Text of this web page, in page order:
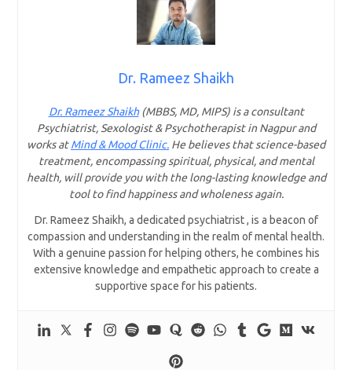
Dr. Rameez Shaikh
Dr. Rameez Shaikh(MBBS, MD, MIPS) is a consultant
Psychiatrist, Sexologist & Psychotherapist in Nagpur and
works atMind & Mood Clinic. He believes that science-based
treatment, encompassing spiritual, physical, and mental
health, will provide you with the long-lasting knowledge and
tool to find happiness and wholeness again.
Dr. Rameez Shaikh, a dedicated psychiatrist , is a beacon of
compassion and understanding in the realm of mental health.
With a genuine passion for helping others, he combines his
extensive knowledge and empathetic approach to create a
supportive space for his patients.